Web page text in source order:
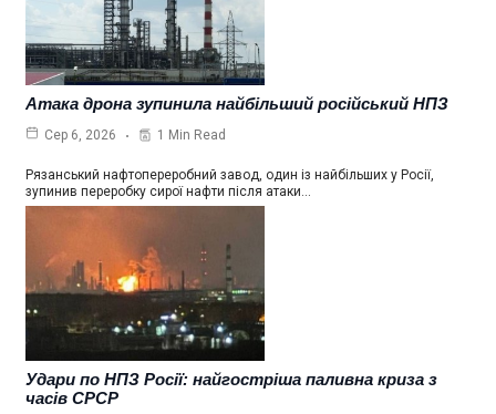
Атака дрона зупинила найбільший російський НПЗ
Сер 6, 2026 1 Min Read
Рязанський нафтопереробний завод, один із найбільших у Росії,
зупинив переробку сирої нафти після атаки…
Удари по НПЗ Росії: найгостріша паливна криза з
часів СРСР